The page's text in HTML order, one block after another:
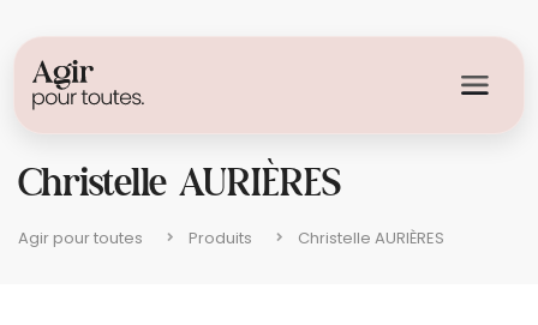
Christelle AURIÈRES
Agir pour toutes Produits Christelle AURIÈRES